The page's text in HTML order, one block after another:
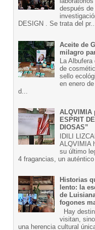
después
DESIGN . Se trata del
Aceite de
milagro
La
de
sello
en enero
d...
ALQVIMIA
ESPRIT
DIOSAS”
IDILI
ALQVIMIA
su último
4 fragancias, un
Historias
lento: la
de
fogones
Hay
visitan,
una herencia cultural